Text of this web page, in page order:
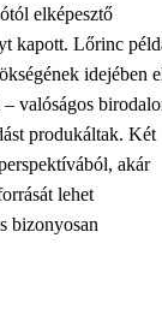
elképesztő
kapott. Lőrinc
idejében
valóságos
produkáltak. Két
akár
lehet
bizonyosan